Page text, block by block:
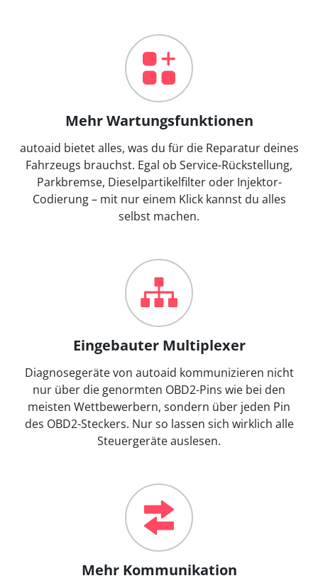
Mehr Wartungsfunktionen
autoaid bietet alles, was du für die Reparatur deines
Fahrzeugs brauchst. Egal ob Service-Rückstellung,
Parkbremse, Dieselpartikelfilter oder Injektor-
Codierung – mit nur einem Klick kannst du alles
selbst machen.
Eingebauter Multiplexer
Diagnosegeräte von autoaid kommunizieren nicht
nur über die genormten OBD2-Pins wie bei den
meisten Wettbewerbern, sondern über jeden Pin
des OBD2-Steckers. Nur so lassen sich wirklich alle
Steuergeräte auslesen.
Mehr Kommunikation